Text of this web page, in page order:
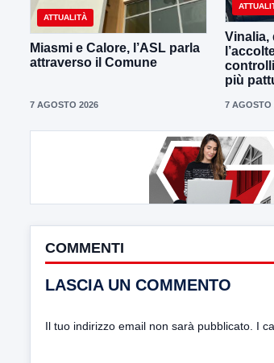
ATTUALITÀ
Miasmi e Calore, l’ASL parla
attraverso il Comune
7 AGOSTO 2026
Vinalia,
più
7 AGOSTO
COMMENTI
LASCIA UN COMMENTO
Il tuo indirizzo email non sarà pubblicato. I